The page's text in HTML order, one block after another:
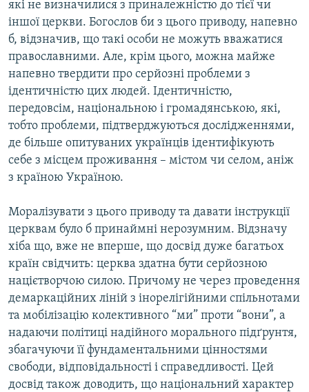
які не визначилися з приналежністю до тієї чи
іншої церкви. Богослов би з цього приводу, напевно
б, відзначив, що такі особи не можуть вважатися
православними. Але, крім цього, можна майже
напевно твердити про серйозні проблеми з
ідентичністю цих людей. Ідентичністю,
передовсім, національною і громадянською, які,
тобто проблеми, підтверджуються дослідженнями,
де більше опитуваних українців ідентифікують
себе з місцем проживання – містом чи селом, аніж
з країною Україною.
Моралізувати з цього приводу та давати інструкції
церквам було б принаймні нерозумним. Відзначу
хіба що, вже не вперше, що досвід дуже багатьох
країн свідчить: церква здатна бути серйозною
націєтворчою силою. Причому не через проведення
демаркаційних ліній з інорелігійними спільнотами
та мобілізацію колективного “ми” проти “вони”, а
надаючи політиці надійного морального підґрунтя,
збагачуючи її фундаментальними цінностями
свободи, відповідальності і справедливості. Цей
досвід також доводить, що національний характер